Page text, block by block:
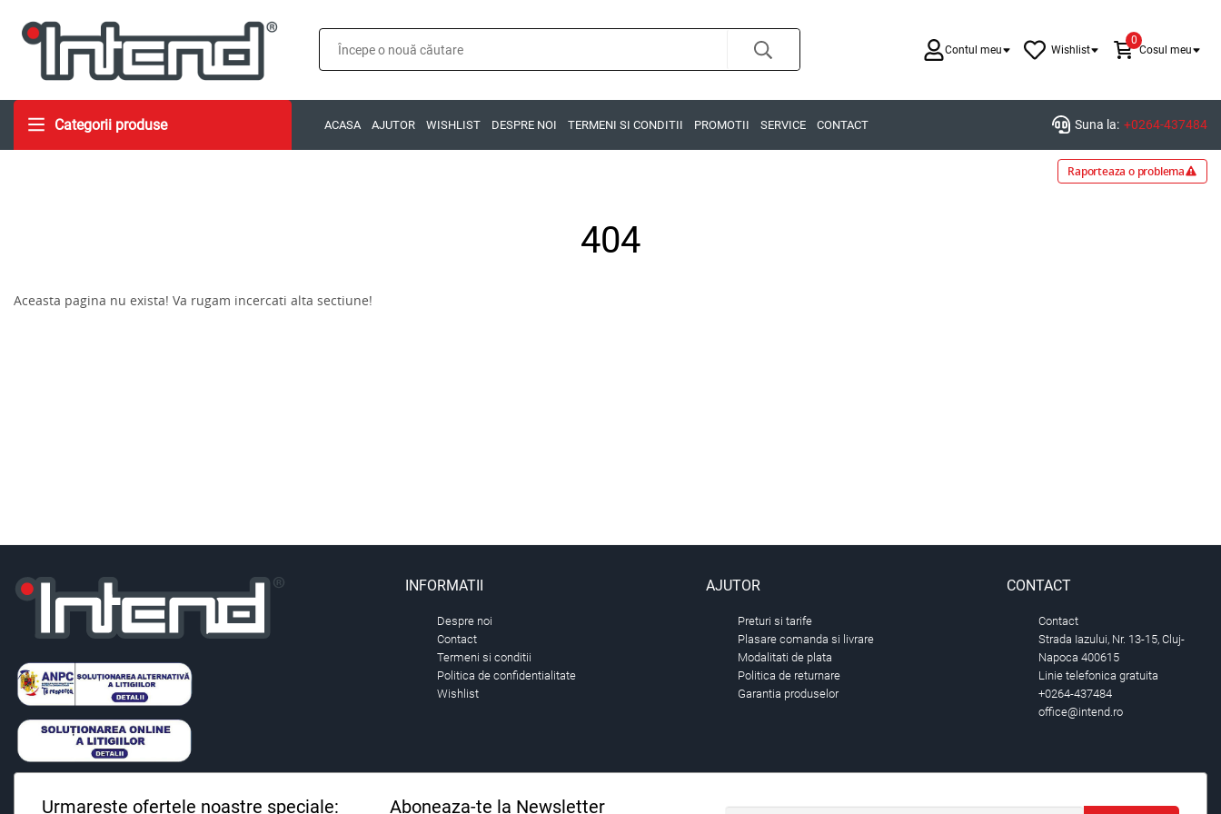
Contul meu Wishlist
0
Cosul meu
Categorii produse ACASA AJUTOR WISHLIST DESPRE NOI TERMENI SI CONDITII PROMOTII SERVICE CONTACT Suna la: +0264-437484
Raporteaza o problema
404
Aceasta pagina nu exista! Va rugam incercati alta sectiune!
INFORMATII
Despre noi
Contact
Termeni si conditii
Politica de confidentialitate
Wishlist
AJUTOR
Preturi si tarife
Plasare comanda si livrare
Modalitati de plata
Politica de returnare
Garantia produselor
CONTACT
Contact
Strada Iazului, Nr. 13-15, Cluj-
Napoca 400615
Linie telefonica gratuita
+0264-437484
office@intend.ro
Urmareste ofertele noastre speciale: Aboneaza-te la Newsletter